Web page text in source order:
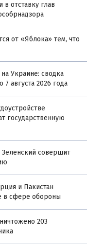
отставку глав
от «Яблока» тем, что
Украине: сводка
августа 2026 года
государственную
совершит
и Пакистан
в сфере обороны
203